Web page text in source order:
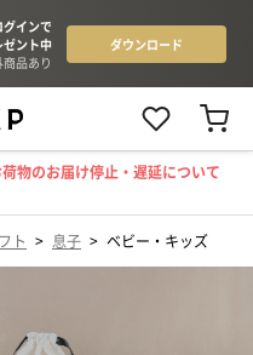
物のお届け停止・遅延について
ト > 息子 > ベビー・キッズ